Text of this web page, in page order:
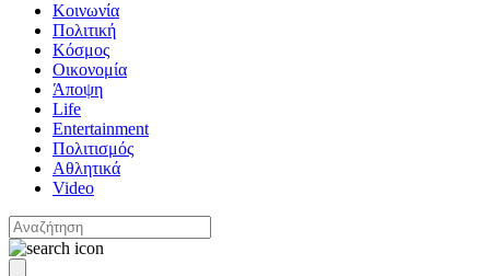
Κοινωνία
Πολιτική
Κόσμος
Οικονομία
Άποψη
Life
Entertainment
Πολιτισμός
Αθλητικά
Video